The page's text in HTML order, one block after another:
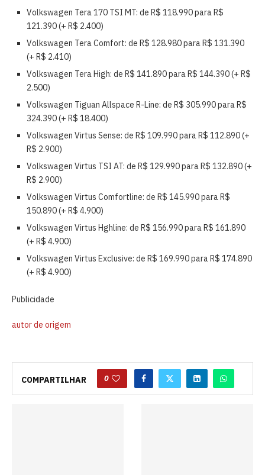
Volkswagen Tera 170 TSI MT: de R$ 118.990 para R$
121.390 (+ R$ 2.400)
Volkswagen Tera Comfort: de R$ 128.980 paraR$ 131.390
(+ R$ 2.410)
Volkswagen Tera High: de R$ 141.890 para R$ 144.390 (+ R$
2.500)
Volkswagen Tiguan Allspace R-Line: de R$ 305.990 paraR$
324.390 (+ R$ 18.400)
Volkswagen Virtus Sense: de R$ 109.990 paraR$ 112.890 (+
R$ 2.900)
Volkswagen Virtus TSI AT: de R$ 129.990 paraR$ 132.890 (+
R$ 2.900)
Volkswagen Virtus Comfortline: de R$ 145.990 paraR$
150.890 (+ R$ 4.900)
Volkswagen Virtus Hghline: de R$ 156.990 paraR$ 161.890
(+ R$ 4.900)
Volkswagen Virtus Exclusive: de R$ 169.990 paraR$ 174.890
(+ R$ 4.900)
Publicidade
autor de origem
COMPARTILHAR 0